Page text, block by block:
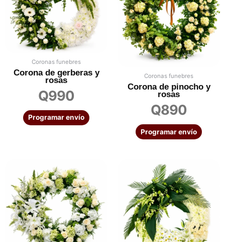
Coronas funebres
Corona de gerberas y
rosas
Q990
Programar envío
Coronas funebres
Corona de pinocho y
rosas
Q890
Programar envío